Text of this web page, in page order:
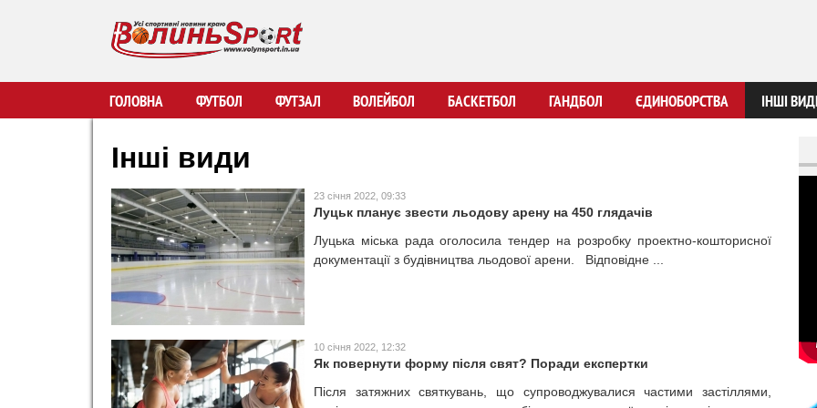
вмісту
В
о
л
и
н
S
p
ГОЛОВНА ФУТБОЛ ФУТЗАЛ ВОЛЕЙБОЛ БАСКЕТБОЛ ГАНДБОЛ ЄДИНОБОРСТВА ІНШІ
Інші види
23 січня 2022, 09:33
Луцьк планує звести льодову арену на 450 глядачів
Луцька міська рада оголосила тендер на розробку проектно-кошторисної
документації з будівництва льодової арени. Відповідне ...
10 січня 2022, 12:32
Як повернути форму після свят? Поради експертки
Після затяжних святкувань, що супроводжувалися частими застіллями,